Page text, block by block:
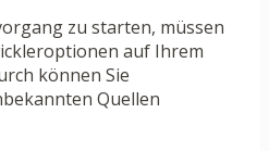
zu starten, müssen
auf Ihrem
können Sie
Quellen